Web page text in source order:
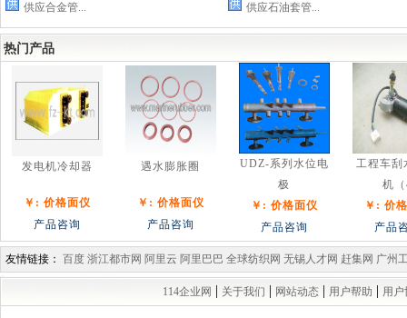
供应合金管...
供应石油套管...
热门产品
发电机冷却器
￥: 价格面仪
产品咨询
遇水膨胀圈
￥: 价格面仪
产品咨询
UDZ-系列水位电
极
￥: 价格面仪
产品咨询
工程车刮
机
￥: 价
产品
友情链接： 百度 浙江都市网 阿里云 阿里巴巴 全球纺织网 无锡人才网 赶集网 广州
114企业网 | 关于我们 | 网站动态| 用户帮助 | 用户